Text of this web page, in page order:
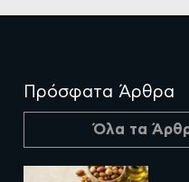
Πρόσφατα Άρθρα
Όλα τα